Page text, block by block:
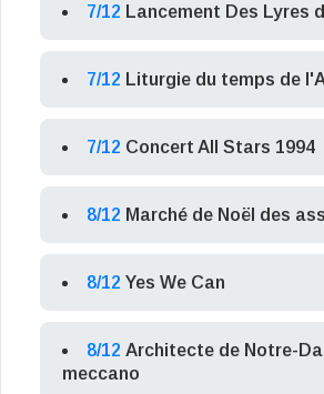
7/12 Lancement Des Lyres
7/12 Liturgie du temps de
7/12 Concert All Stars 1994
8/12 Marché de Noël des
8/12 Yes We Can
8/12 Architecte de Notre-
meccano